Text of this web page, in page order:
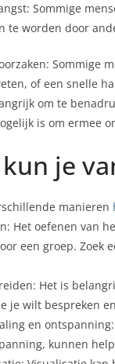
Sommige
te worden door
Sommige
of een snelle
om te
is om ermee
je
manieren
Het oefenen van
een groep. Zoek
Het is
je wilt bespreken
en
kunnen